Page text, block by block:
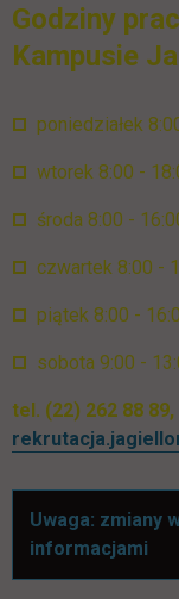
Godziny
Kampusie
poniedziałek
wtorek 8:00 -
środa 8:00 -
czwartek 8:00 -
piątek 8:00 -
sobota 9:00 -
tel. (22) 262 88
Uwaga: zmiany
informacjami